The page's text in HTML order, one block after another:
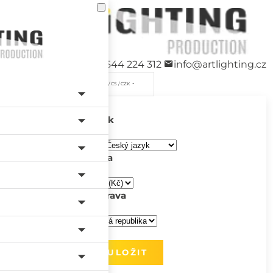
+420 544 224 312 info@artlighting.cz
/ CS / CZK
Jazyk
Měna
Doprava